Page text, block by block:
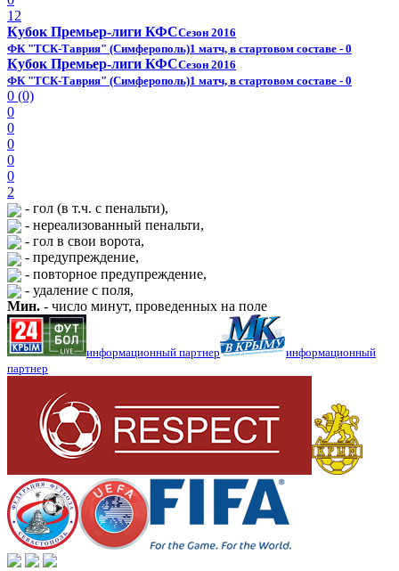
12
Кубок Премьер-лиги КФССезон 2016
ФК "ТСК-Таврия" (Симферополь)1 матч, в стартовом составе - 0
Кубок Премьер-лиги КФССезон 2016
ФК "ТСК-Таврия" (Симферополь)1 матч, в стартовом составе - 0
0 (0)
0
0
0
0
0
2
- гол (в т.ч. с пенальти),
- нереализованный пенальти,
- гол в свои ворота,
- предупреждение,
- повторное предупреждение,
- удаление с поля,
Мин. - число минут, проведенных на поле
информационный партнер
информационный
партнер